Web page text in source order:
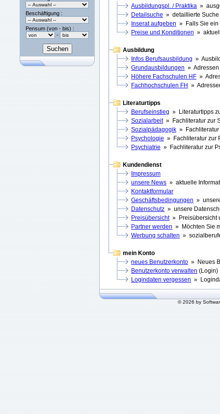
Beschäftigung :
Pensum (von - bis) :
-
Ausbildungspl. / Praktika »
Detailsuche » detaillierte
Inserat aufgeben » Falls Sie ein
Preise und Konditionen »
Ausbildung
Infos Berufsausbildung »
Grundausbildungen »
Höhere Fachschulen HF »
Fachhochschulen FH »
Literaturtipps
Berufseinstieg » Literaturtipps
Sozialarbeit» Fachliteratur zur
Sozialpädagogik »
Psychologie » Fachliteratur zur
Psychiatrie » Fachliteratur zur
Kundendienst
Impressum
unsere News » aktuelle
Kontaktformular
Geschäftsbedingungen »
Datenschutz » unsere
Preisübersicht» Preisübersicht
Partner werden » Möchten Sie
Werbung schalten »
mein Konto
neues Benutzerkonto » Neues
Benutzerkonto verwalten (Login)
Logindaten vergessen »
© 2026 by